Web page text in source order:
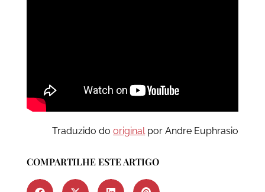
Traduzido dooriginalpor Andre Euphrasio
COMPARTILHE ESTE ARTIGO